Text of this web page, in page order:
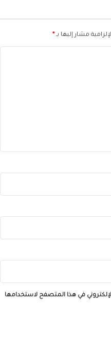
مشار إليها بـ *
في هذا المتصفح لاستخدامها